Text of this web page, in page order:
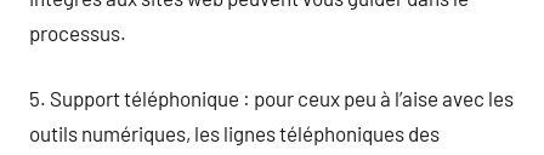
processus.
5. Support téléphonique : pour ceux peu à l’aise avec les
outils numériques, les lignes téléphoniques des